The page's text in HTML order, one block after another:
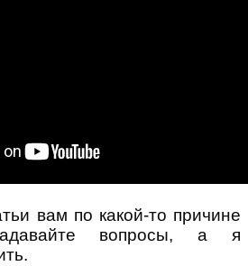
вам по какой-то причине
вопросы, а я